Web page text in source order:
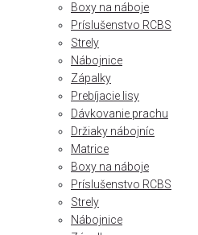
Boxy na náboje
Príslušenstvo RCBS
Strely
Nábojnice
Zápalky
Prebíjacie lisy
Dávkovanie prachu
Držiaky nábojníc
Matrice
Boxy na náboje
Príslušenstvo RCBS
Strely
Nábojnice